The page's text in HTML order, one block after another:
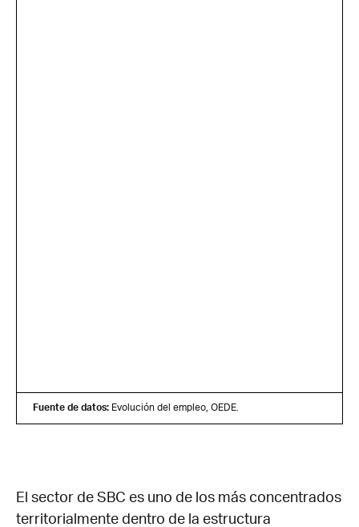
Fuente de datos: Evolución del empleo, OEDE.
El sector de SBC es uno de los más concentrados
territorialmente dentro de la estructura